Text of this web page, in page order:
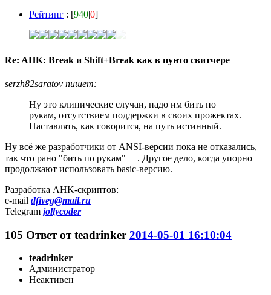
Рейтинг : [940|0]
Re: AHK: Break и Shift+Break как в пунто свитчере
serzh82saratov пишет:
Ну это клинические случаи, надо им бить по
рукам, отсутствием поддержки в своих прожектах.
Наставлять, как говорится, на путь истинный.
Ну всё же разработчики от ANSI-версии пока не отказались,
так что рано "бить по рукам"
. Другое дело, когда упорно
продолжают использовать basic-версию.
Разработка AHK-скриптов:
e-mail dfiveg@mail.ru
Telegram jollycoder
105 Ответ отteadrinker 2014-05-01 16:10:04
teadrinker
Администратор
Неактивен